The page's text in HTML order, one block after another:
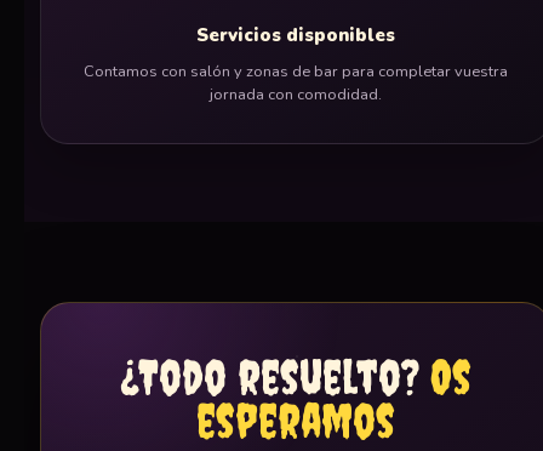
Servicios disponibles
Contamos con salón y zonas de bar para completar vuestra
jornada con comodidad.
¿Todo resuelto?Os
esperamos